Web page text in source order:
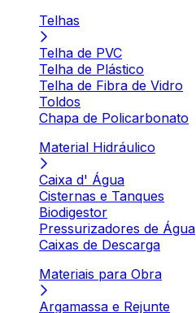
Telhas
Telha de PVC
Telha de Plástico
Telha de Fibra de Vidro
Toldos
Chapa de Policarbonato
Material Hidráulico
Caixa d' Água
Cisternas e Tanques
Biodigestor
Pressurizadores de Água
Caixas de Descarga
Materiais para Obra
Argamassa e Rejunte